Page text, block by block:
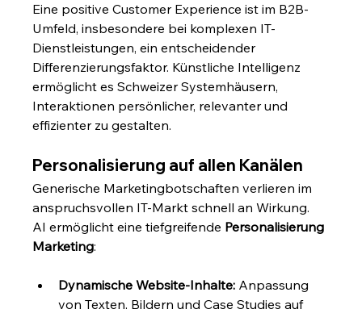
Eine positive Customer Experience ist im B2B-
Umfeld, insbesondere bei komplexen IT-
Dienstleistungen, ein entscheidender
Differenzierungsfaktor. Künstliche Intelligenz
ermöglicht es Schweizer Systemhäusern,
Interaktionen persönlicher, relevanter und
effizienter zu gestalten.
Personalisierung auf allen Kanälen
Generische Marketingbotschaften verlieren im
anspruchsvollen IT-Markt schnell an Wirkung.
AI ermöglicht eine tiefgreifende Personalisierung
Marketing:
Dynamische Website-Inhalte: Anpassung
von Texten, Bildern und Case Studies auf